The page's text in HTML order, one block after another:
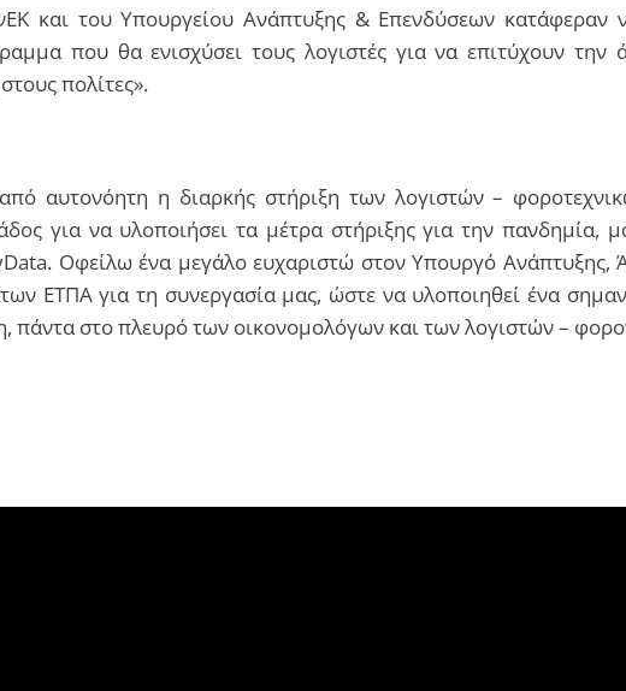
και του Υπουργείου Ανάπτυξης & Επενδύσεων κατάφεραν
που θα ενισχύσει τους λογιστές για να επιτύχουν
πολίτες».
αυτονόητη η διαρκής στήριξη των λογιστών –
για να υλοποιήσει τα μέτρα στήριξης για την πανδημία,
Οφείλω ένα μεγάλο ευχαριστώ στον Υπουργό Ανάπτυξης,
ΕΤΠΑ για τη συνεργασία μας, ώστε να υλοποιηθεί ένα
στο πλευρό των οικονομολόγων και των λογιστών –